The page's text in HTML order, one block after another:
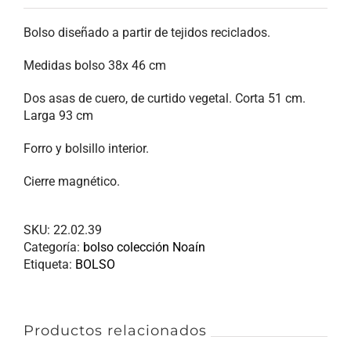
Bolso diseñado a partir de tejidos reciclados.
Medidas bolso 38x 46 cm
Dos asas de cuero, de curtido vegetal. Corta 51 cm.
Larga 93 cm
Forro y bolsillo interior.
Cierre magnético.
SKU: 22.02.39
Categoría: bolso colección Noaín
Etiqueta: BOLSO
Productos relacionados